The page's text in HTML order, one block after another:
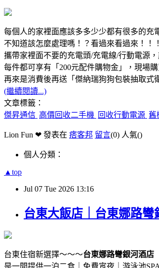
每個人的家裡面應該多多少少都有很多的充
不知道該怎麼處理嗎！？看過來看過來！！
攜帶家裡面不要的充電頭/充電線/行動電源
每件都可享有「200元配件購物金」，現場
再來是消費後再送「傑納瑞狗狗包裝抽取式
(繼續閱讀...)
文章標籤：
傑昇通信 高價回收二手機 回收行動電源 舊
Lion Fun ❤ 發表在 痞客邦 留言(0) 人氣()
個人分類：
▲top
Jul 07 Tue 2026 13:16
台東大飯店｜台東娜路彎
台東住宿新選擇～～～台東娜路彎銀河酒店